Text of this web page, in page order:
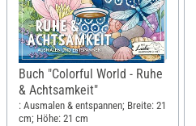
Buch "Colorful World - Ruhe
& Achtsamkeit"
: Ausmalen & entspannen; Breite: 21
cm; Höhe: 21 cm